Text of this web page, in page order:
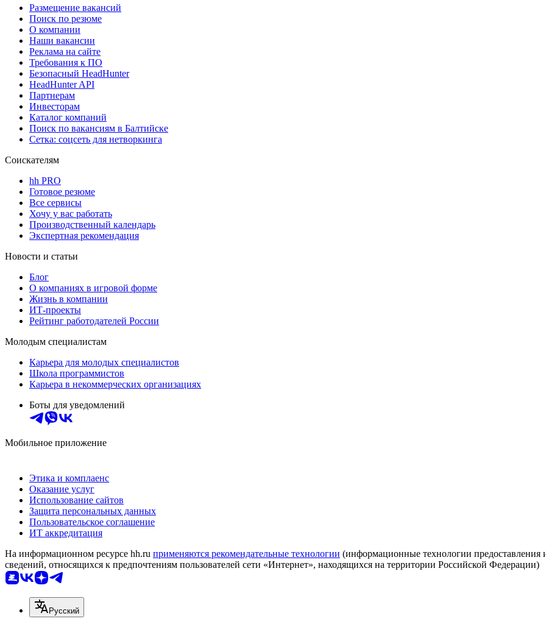
Размещение вакансий
Поиск по резюме
О компании
Наши вакансии
Реклама на сайте
Требования к ПО
Безопасный HeadHunter
HeadHunter API
Партнерам
Инвесторам
Каталог компаний
Поиск по вакансиям в Балтийске
Сетка: соцсеть для нетворкинга
Соискателям
hh PRO
Готовое резюме
Все сервисы
Хочу у вас работать
Производственный календарь
Экспертная рекомендация
Новости и статьи
Блог
О компаниях в игровой форме
Жизнь в компании
ИТ-проекты
Рейтинг работодателей России
Молодым специалистам
Карьера для молодых специалистов
Школа программистов
Карьера в некоммерческих организациях
Боты для уведомлений
Мобильное приложение
Этика и комплаенс
Оказание услуг
Использование сайтов
Защита персональных данных
Пользовательское соглашение
ИТ аккредитация
На информационном ресурсе hh.ru применяются рекомендательные технологии (информационные технологии предоставления
сведений, относящихся к предпочтениям пользователей сети «Интернет», находящихся на территории Российской Федерации)
Русский